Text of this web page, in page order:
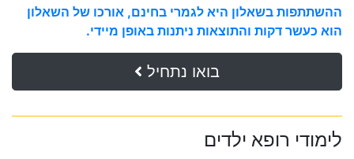
ההשתתפות בשאלון היא לגמרי בחינם, אורכו של השאלון
הוא כעשר דקות והתוצאות ניתנות באופן מיידי.
בואו נתחיל
לימודי רופא ילדים